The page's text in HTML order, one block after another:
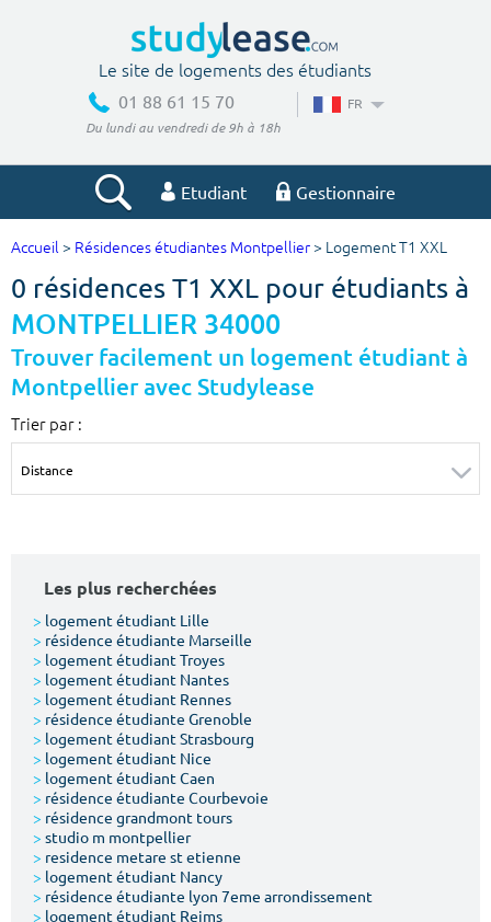
Le site de logements des étudiants
01 88 61 15 70
Du lundi au vendredi de 9h à 18h
FR
Etudiant Gestionnaire
Votre recherche
Ville, école
Type de location
Votre date d'entrée
Accueil > Résidences étudiantes Montpellier > Logement T1 XXL
0 résidences T1 XXL pour étudiants à
MONTPELLIER 34000
Trouver facilement un logement étudiant à
Montpellier avec Studylease
Trier par :
Les plus recherchées
> logement étudiant Lille
> résidence étudiante Marseille
> logement étudiant Troyes
> logement étudiant Nantes
> logement étudiant Rennes
> résidence étudiante Grenoble
> logement étudiant Strasbourg
> logement étudiant Nice
> logement étudiant Caen
> résidence étudiante Courbevoie
> résidence grandmont tours
> studio m montpellier
> residence metare st etienne
> logement étudiant Nancy
> résidence étudiante lyon 7eme arrondissement
> logement étudiant Reims